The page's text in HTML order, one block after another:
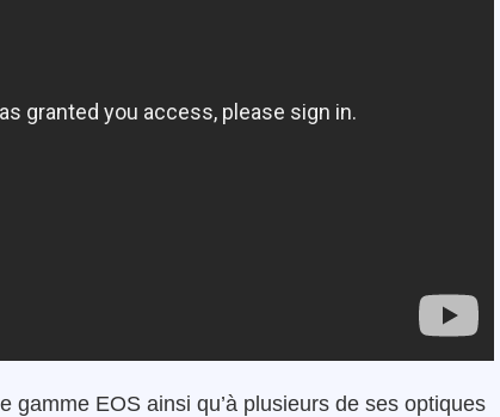
gamme EOS ainsi qu’à plusieurs de ses optiques